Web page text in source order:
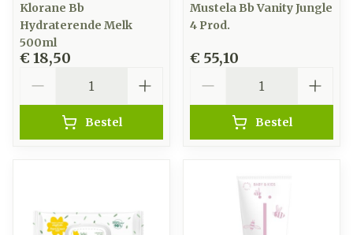
Klorane Bb
Hydraterende Melk
500ml
€ 18,50
Bestel
Mustela Bb Vanity Jungle
4 Prod.
€ 55,10
Bestel